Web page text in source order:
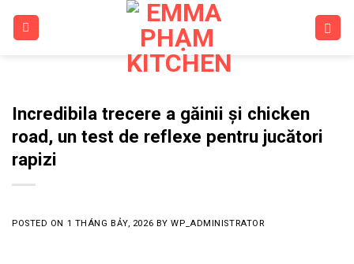
Incredibila trecere a găinii și chicken
road, un test de reflexe pentru jucători
rapizi
POSTED ON 1 THÁNG BẢY, 2026 BYWP_ADMINISTRATOR